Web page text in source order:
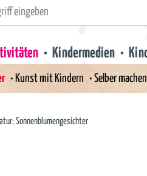
Kindermedien
Kunst mit Kindern Selber
Sonnenblumengesichter